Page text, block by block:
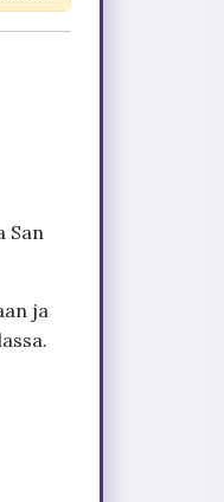
San
ja